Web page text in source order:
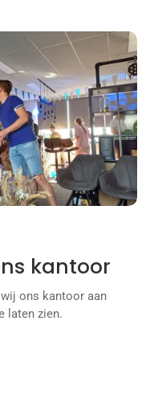
kantoor
ons kantoor aan
laten zien.